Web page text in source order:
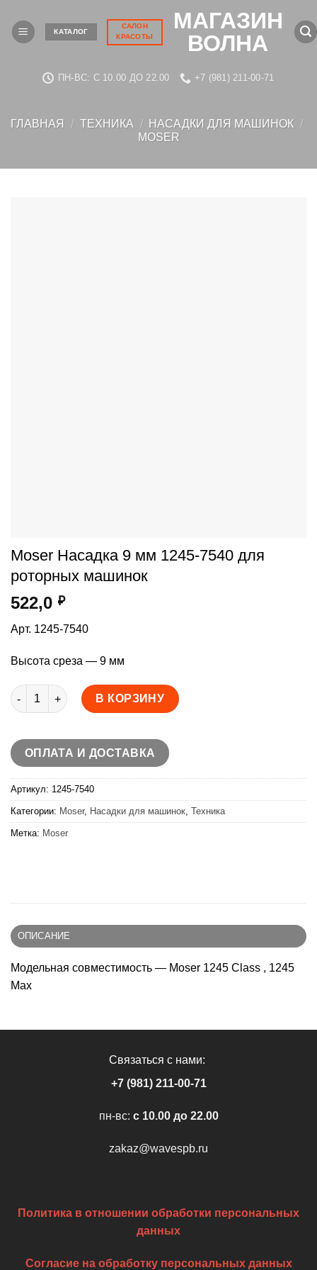
content
МАГАЗИН
ВОЛНА
КАТАЛОГ
САЛОН
КРАСОТЫ
ПН-ВС: C 10.00 ДО 22.00 +7 (981) 211-00-71
ГЛАВНАЯ / ТЕХНИКА / НАСАДКИ ДЛЯ МАШИНОК /
MOSER
Moser Насадка 9 мм 1245-7540 для
роторных машинок
522,0 ₽
Арт. 1245-7540
Высота среза — 9 мм
Количество товара Moser Насадка 9 мм 1245-7540 для
В КОРЗИНУ
ОПЛАТА И ДОСТАВКА
Артикул: 1245-7540
Категории: Moser, Насадки для машинок Техника
Метка: Moser
ОПИСАНИЕ
Модельная совместимоcть — Moser 1245 Class , 1245
Max
Связаться с нами:
+7 (981) 211-00-71
пн-вс: c 10.00 до 22.00
zakaz@wavespb.ru
Политика в отношении обработки персональных
данных
Согласие на обработку персональных данных